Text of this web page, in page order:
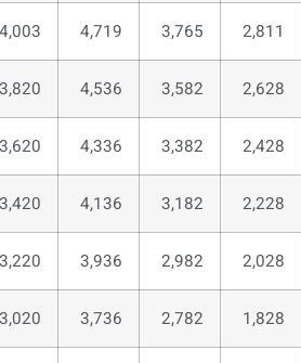
2,811
3,765
4,719
4,003
2,628
3,582
4,536
3,820
2,428
3,382
4,336
3,620
2,228
3,182
4,136
3,420
2,028
2,982
3,936
3,220
1,828
2,782
3,736
3,020